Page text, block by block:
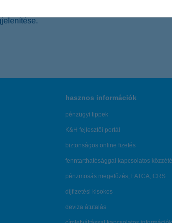
hasznos információk
pénzügyi tippek
K&H fejlesztői portál
biztonságos online fizetés
fenntarthatósággal kapcsolatos
pénzmosás megelőzés, FATCA, CRS
díjfizetési kisokos
deviza átutalás